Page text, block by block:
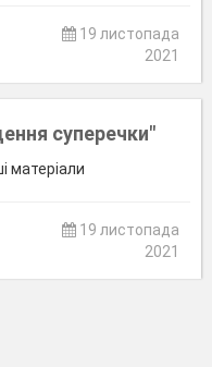
19 листопада
2021
суперечки"
матеріали
19 листопада
2021